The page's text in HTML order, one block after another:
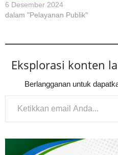
6 Desember 2024
dalam "Pelayanan Publik"
Eksplorasi konten
Berlangganan untuk
Ketikkan email Anda...